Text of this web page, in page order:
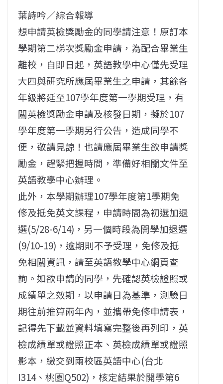
葉詩吟／綜合報導
想申請英檢獎勵金的同學請注意！原訂本
學期第二梯次獎勵金申請，為配合畢業生
離校，自即日起，英語教學中心僅先受理
大四與研究所應屆畢業生之申請，其餘各
年級將延至107學年度第一學期受理，有
關英檢獎勵金申請及核發日期，擬於107
學年度第一學期另行公告，造成同學不
便，敬請見諒！也請應屆畢業生欲申請獎
勵金，趕緊把握時間，準備好相關文件至
英語教學中心辦理。
此外，本學期辦理107學年度第1學期免
修及抵免英文課程，申請時間為初選加退
選(5/28-6/14)，另一個時段為開學加退選
(9/10-19)，逾期則不予受理，免修及抵
免相關資訊，請至英語教學中心網頁查
詢。如欲申請的同學，先確認英檢證照或
成績單之效期，以申請日為基準，測驗日
期往前推算兩年內，並攜帶免修申請表，
記得先下載並資料填寫完整後再列印，英
檢成績單或證照正本、英檢成績單或證照
影本，繳交到兩校區英語中心(台北
I314、桃園Q502)，核定結果於開學第6